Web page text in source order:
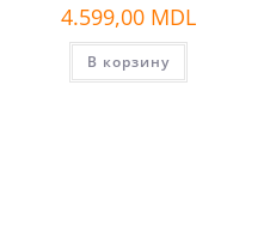
4.599,00 MDL
В корзину